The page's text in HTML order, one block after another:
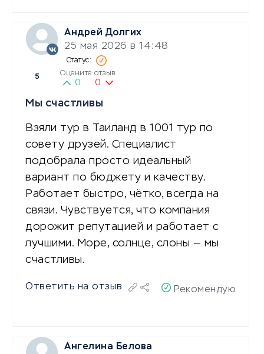
Андрей Долгих
25 мая 2026 в 14:48
5 Оцените отзыв
0 0
Мы счастливы
Взяли тур в Таиланд в 1001 тур по
совету друзей. Специалист
подобрала просто идеальный
вариант по бюджету и качеству.
Работает быстро, чётко, всегда на
связи. Чувствуется, что компания
дорожит репутацией и работает с
лучшими. Море, солнце, слоны — мы
счастливы.
Ответить на отзыв Рекомендую
Ангелина Белова